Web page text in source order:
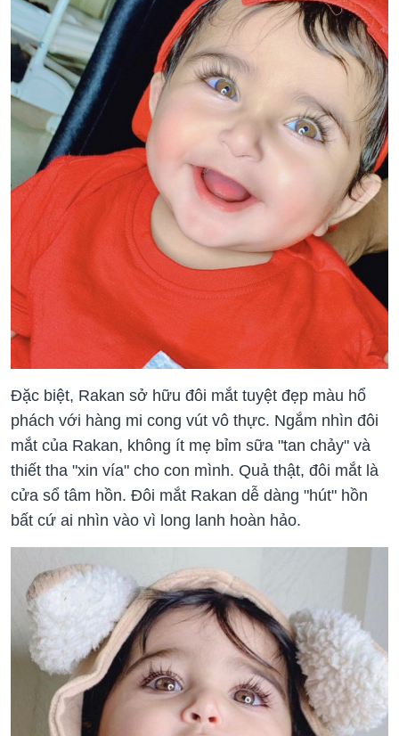
Đặc biệt, Rakan sở hữu đôi mắt tuyệt đẹp màu hổ
phách với hàng mi cong vút vô thực. Ngắm nhìn đôi
mắt của Rakan, không ít mẹ bỉm sữa "tan chảy" và
thiết tha "xin vía" cho con mình. Quả thật, đôi mắt là
cửa sổ tâm hồn. Đôi mắt Rakan dễ dàng "hút" hồn
bất cứ ai nhìn vào vì long lanh hoàn hảo.